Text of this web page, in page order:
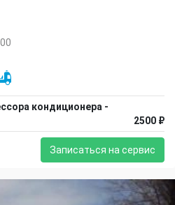
кондиционера -
2500 ₽
Записаться на сервис